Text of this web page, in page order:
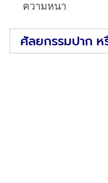
ความหนา
ศัลยกรรมปาก ห